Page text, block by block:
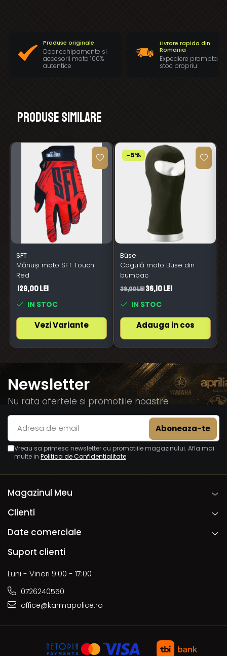
Produse originale
Doar echipamente si
accesorii moto 100%
autentice
Livrare rapida din
Romania
Expediere prompta
stoc propriu
Produse similare
SFT
Mănuși moto SFT Touch
Red
129,00 Lei
IN STOC
Vezi Variante
-5%
Büse
Cagulă moto Büse din
bumbac
38,00 Lei36,10 Lei
IN STOC
Adauga in cos
Newsletter
Nu rata ofertele si promotiile noastre
Vreau sa primesc newsletter cu promotiile magazinului. Afla mai
multe in Politica de Confidentialitate
Magazinul Meu
Clienti
Date comerciale
Suport clienti
Luni - Vineri 9:00 - 17:00
0726240550
office@karmapolice.ro